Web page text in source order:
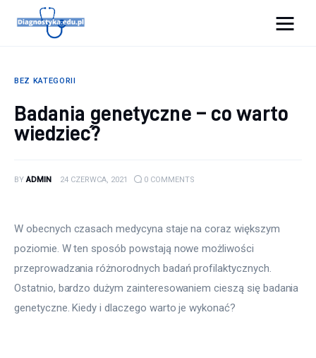
Diagnostyka.edu.pl
Profilaktyka
BEZ KATEGORII
Badania genetyczne – co warto
wiedzieć?
BY ADMIN 24 CZERWCA, 2021 0 COMMENTS
W obecnych czasach medycyna staje na coraz większym
poziomie. W ten sposób powstają nowe możliwości
przeprowadzania różnorodnych badań profilaktycznych.
Ostatnio, bardzo dużym zainteresowaniem cieszą się badania
genetyczne. Kiedy i dlaczego warto je wykonać?